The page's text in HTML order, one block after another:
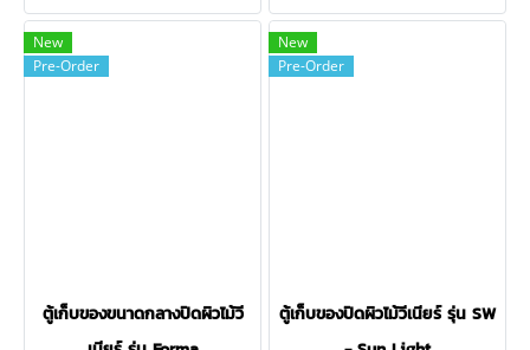
New
Pre-Order
ตู้เก็บของขนาดกลางปิดผิวไม้วี
New
Pre-Order
ตู้เก็บของปิดผิวไม้วีเนียร์ รุ่น SW